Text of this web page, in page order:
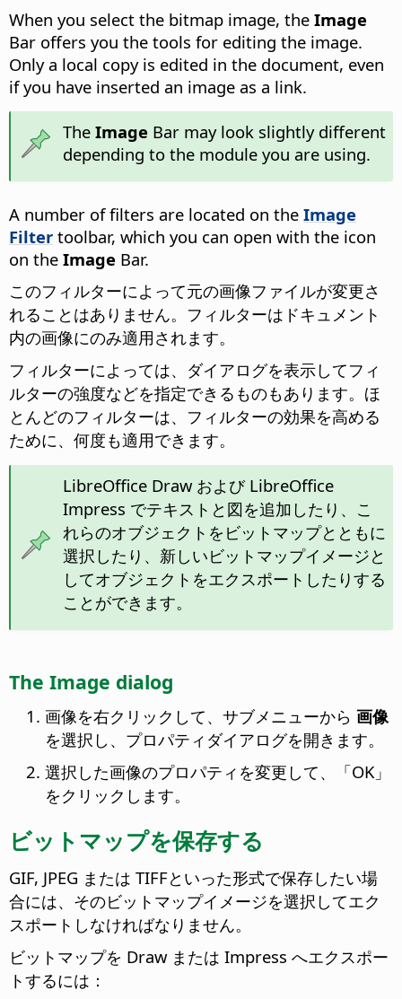
When you select the bitmap image, the Image
Bar offers you the tools for editing the image.
Only a local copy is edited in the document, even
if you have inserted an image as a link.
The Image Bar may look slightly different
depending to the module you are using.
A number of filters are located on the Image
Filter toolbar, which you can open with the icon
on the Image Bar.
このフィルターによって元の画像ファイルが変更さ
れることはありません。フィルターはドキュメント
内の画像にのみ適用されます。
フィルターによっては、ダイアログを表示してフィ
ルターの強度などを指定できるものもあります。ほ
とんどのフィルターは、フィルターの効果を高める
ために、何度も適用できます。
LibreOffice Draw および LibreOffice
Impress でテキストと図を追加したり、こ
れらのオブジェクトをビットマップとともに
選択したり、新しいビットマップイメージと
してオブジェクトをエクスポートしたりする
ことができます。
The Image dialog
画像を右クリックして、サブメニューから 画像
を選択し、プロパティダイアログを開きます。
選択した画像のプロパティを変更して、「OK」
をクリックします。
ビットマップを保存する
GIF, JPEG または TIFFといった形式で保存したい場
合には、そのビットマップイメージを選択してエク
スポートしなければなりません。
ビットマップを Draw または Impress へエクスポー
トするには：